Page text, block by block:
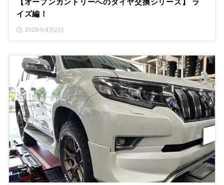
イズ編！
2026年8月2日